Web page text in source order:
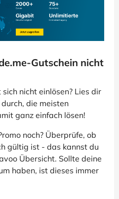
Gutschein nicht
nicht einlösen? Lies dir
die meisten
ganz einfach lösen!
noch? Überprüfe, ob
gültig ist - das kannst du
Übersicht. Sollte deine
haben, ist dieses immer